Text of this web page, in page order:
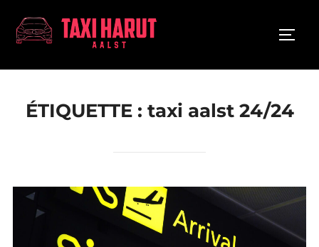
contenu
ÉTIQUETTE : taxi aalst 24/24